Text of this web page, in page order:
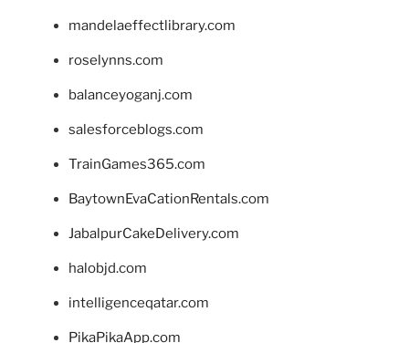
mandelaeffectlibrary.com
roselynns.com
balanceyoganj.com
salesforceblogs.com
TrainGames365.com
BaytownEvaCationRentals.com
JabalpurCakeDelivery.com
halobjd.com
intelligenceqatar.com
PikaPikaApp.com